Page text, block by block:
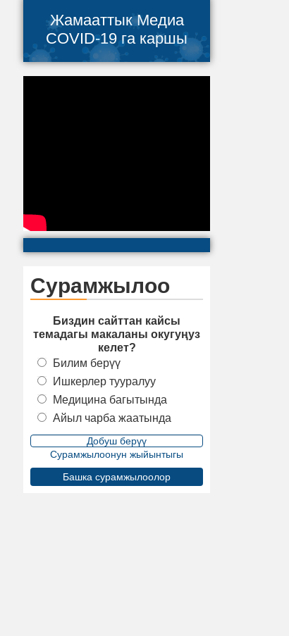
Жамааттык Медиа
COVID-19 га каршы
Сурамжылоо
Биздин сайттан кайсы
темадагы макаланы окугуңуз
келет?
Билим берүү
Ишкерлер тууралуу
Медицина багытында
Айыл чарба жаатында
Сурамжылоонун жыйынтыгы
Башка сурамжылоолор